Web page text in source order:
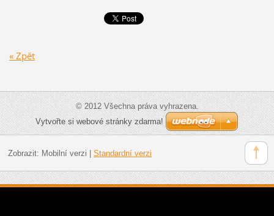
« Zpět
© 2012 Všechna práva vyhrazena.
Vytvořte si webové stránky zdarma!
Zobrazit: Mobilní verzi Standardní verzi